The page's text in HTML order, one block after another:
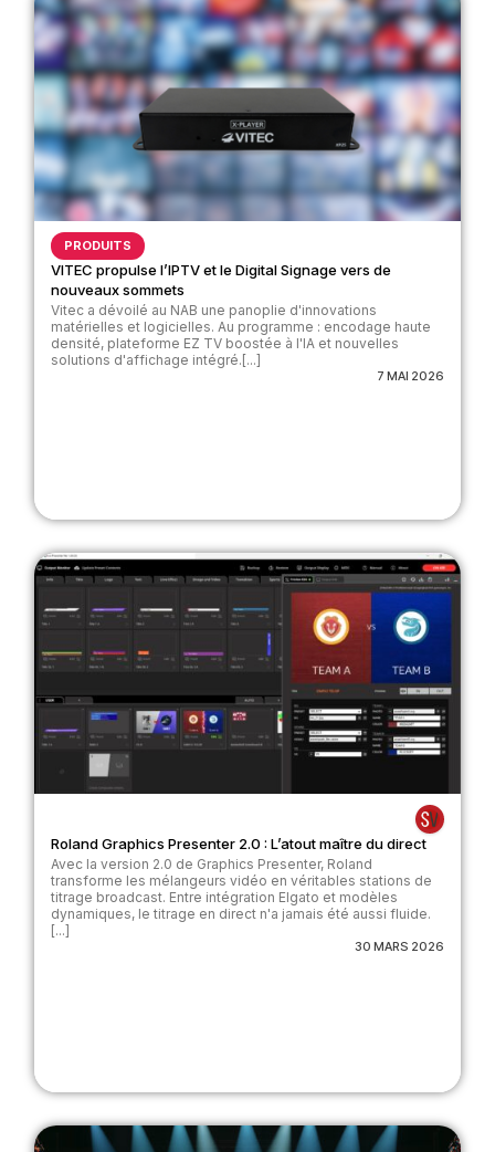
PRODUITS
VITEC propulse l’IPTV et le Digital Signage vers de
nouveaux sommets
Vitec a dévoilé au NAB une panoplie d'innovations
matérielles et logicielles. Au programme : encodage haute
densité, plateforme EZ TV boostée à l'IA et nouvelles
solutions d'affichage intégré.[...]
7 MAI 2026
Roland Graphics Presenter 2.0 : L’atout maître du direct
Avec la version 2.0 de Graphics Presenter, Roland
transforme les mélangeurs vidéo en véritables stations de
titrage broadcast. Entre intégration Elgato et modèles
dynamiques, le titrage en direct n'a jamais été aussi fluide.
[...]
30 MARS 2026